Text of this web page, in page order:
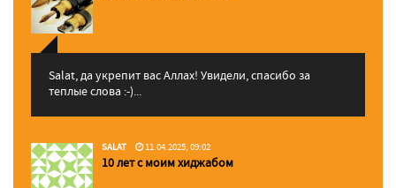
Salat, да укрепит вас Аллаx! Увидели, спасибо за
теплые слова :-)...
SALAT 11.04.2025, 09:02
10 лет с моим хиджабом